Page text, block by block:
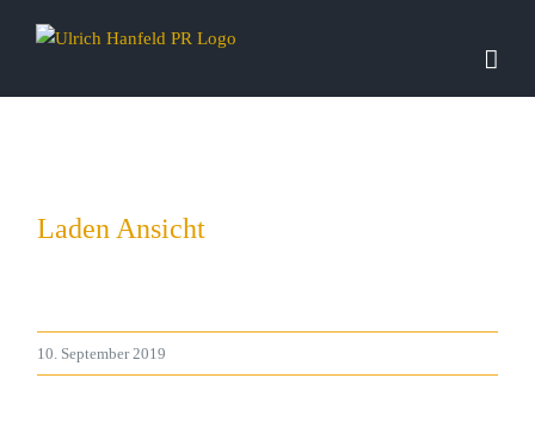
Inhalt
Laden Ansicht
10. September 2019